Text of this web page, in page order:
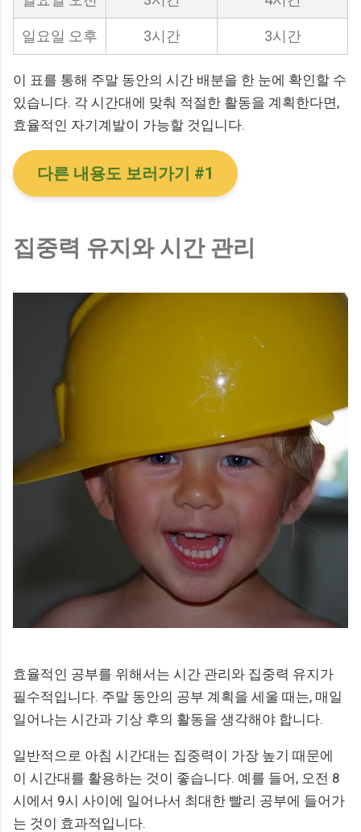
일요일 오후 3시간 3시간
이 표를 통해 주말 동안의 시간 배분을 한 눈에 확인할 수
있습니다. 각 시간대에 맞춰 적절한 활동을 계획한다면,
효율적인 자기계발이 가능할 것입니다.
다른 내용도 보러가기 #1
집중력 유지와 시간 관리
효율적인 공부를 위해서는 시간 관리와 집중력 유지가
필수적입니다. 주말 동안의 공부 계획을 세울 때는, 매일
일어나는 시간과 기상 후의 활동을 생각해야 합니다.
일반적으로 아침 시간대는 집중력이 가장 높기 때문에
이 시간대를 활용하는 것이 좋습니다. 예를 들어, 오전 8
시에서 9시 사이에 일어나서 최대한 빨리 공부에 들어가
는 것이 효과적입니다.